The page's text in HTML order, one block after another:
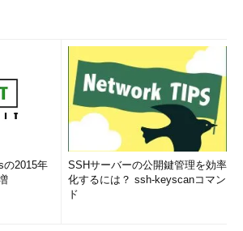
ル形式で保存する。
よる領域選択を解除するには［Esc］キー
Toolを起動した際にキャプチャーしたい
ていない場合は、一度、［Esc］キーを押
の後、キャプチャーしたいウィンドウを開
の［新規作成］ボタンをクリックすればよ
Toolの使い方だが、このほかにも「自
の2015年
SSHサーバーの公開鍵管理を効率
化するには？ ssh-keyscanコマン
ド